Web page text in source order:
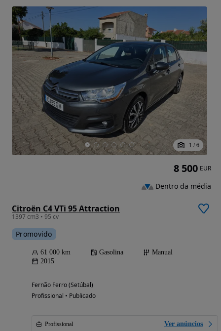
1 / 6
Citroën C4 VTi 95 Attraction
1397 cm3 • 95 cv
Promovido
61 000 km Gasolina
Manual
2015
Fernão Ferro (Setúbal)
Profissional • Publicado
Profissional Ver anúncios
8 500 EUR
Dentro da média